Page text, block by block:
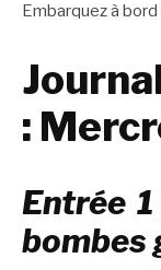
Embarquez à bord
:
Entrée
bombes